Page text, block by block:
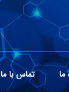
ما تماس با ما